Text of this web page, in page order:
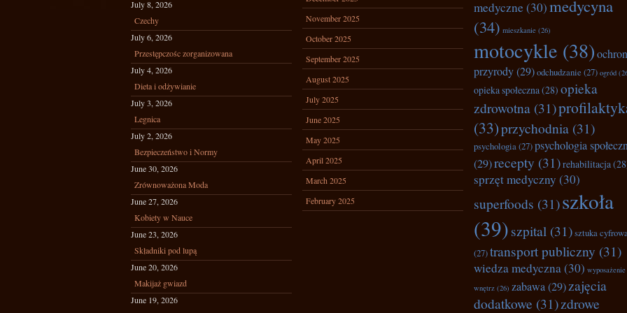
July 8, 2026
Czechy
July 6, 2026
Przestępczośc zorganizowana
July 4, 2026
Dieta i odżywianie
July 3, 2026
Legnica
July 2, 2026
Bezpieczeństwo i Normy
June 30, 2026
Zrównoważona Moda
June 27, 2026
Kobiety w Nauce
June 23, 2026
Składniki pod lupą
June 20, 2026
Makijaż gwiazd
June 19, 2026
November 2025
October 2025
September 2025
August 2025
July 2025
June 2025
May 2025
April 2025
March 2025
February 2025
medyczne (30)medycyna
(34) mieszkanie (26)
motocykle (38)
przyrody(29)odchudzanie (27) ogród
opieka społeczna(28) opieka
zdrowotna (31)
(33)przychodnia (31)
psychologia(27)psychologia
(29)recepty (31)rehabilitacja
sprzęt medyczny (30)
superfoods (31)szkoła
(39)szpital (31)sztuka
(27)transport publiczny (31)
wiedza medyczna(30) wyposażenie
wnętrz (26) zabawa(29)zajęcia
dodatkowe (31)zdrowe